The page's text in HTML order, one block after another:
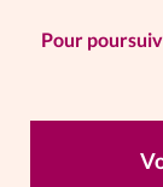
éditions
Pour